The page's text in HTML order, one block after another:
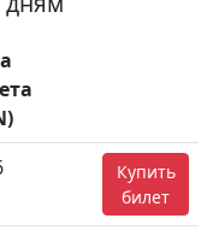
Купить
билет